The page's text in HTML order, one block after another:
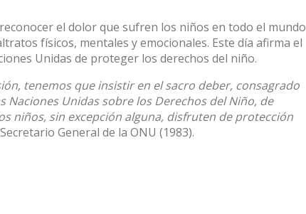
el dolor que sufren los niños en todo el mundo
físicos, mentales y emocionales. Este día afirma el
Unidas de proteger los derechos del niño.
tenemos que insistir en el sacro deber, consagrado
Naciones Unidas sobre los Derechos del Niño, de
niños, sin excepción alguna, disfruten de protección
General de la ONU (1983).